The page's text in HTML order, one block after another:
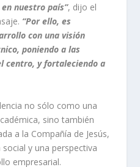
nuestro país”, dijo el
“Por ello, es
con una visión
poniendo a las
centro, y fortaleciendo a
no sólo como una
sino también
a la Compañía de Jesús,
y una perspectiva
empresarial.